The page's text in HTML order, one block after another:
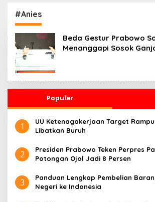
#Anies
Beda Gestur Prabowo
Menanggapi Sosok
Populer
1
UU Ketenagakerjaan Target
Libatkan Buruh
2
Presiden Prabowo Teken Perpres
Potongan Ojol Jadi 8 Persen
3
Panduan Lengkap Pembelian
Negeri ke Indonesia